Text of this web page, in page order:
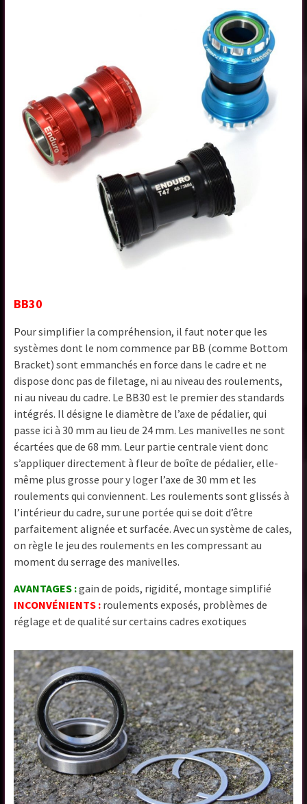
BB30
Pour simplifier la compréhension, il faut noter que les
systèmes dont le nom commence par BB (comme Bottom
Bracket) sont emmanchés en force dans le cadre et ne
dispose donc pas de filetage, ni au niveau des roulements,
ni au niveau du cadre. Le BB30 est le premier des standards
intégrés. Il désigne le diamètre de l’axe de pédalier, qui
passe ici à 30 mm au lieu de 24 mm. Les manivelles ne sont
écartées que de 68 mm. Leur partie centrale vient donc
s’appliquer directement à fleur de boîte de pédalier, elle-
même plus grosse pour y loger l’axe de 30 mm et les
roulements qui conviennent. Les roulements sont glissés à
l’intérieur du cadre, sur une portée qui se doit d’être
parfaitement alignée et surfacée. Avec un système de cales,
on règle le jeu des roulements en les compressant au
moment du serrage des manivelles.
AVANTAGES :gain de poids, rigidité, montage simplifié
INCONVÉNIENTS : roulements exposés, problèmes de
réglage et de qualité sur certains cadres exotiques